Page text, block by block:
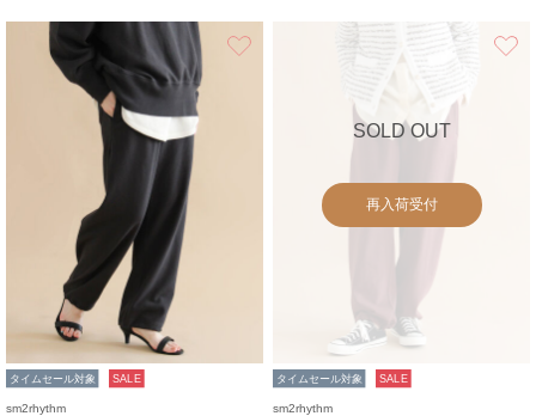
タイムセール対象 SALE
sm2rhythm
SOLD OUT
再入荷受付
タイムセール対象 SALE
sm2rhythm